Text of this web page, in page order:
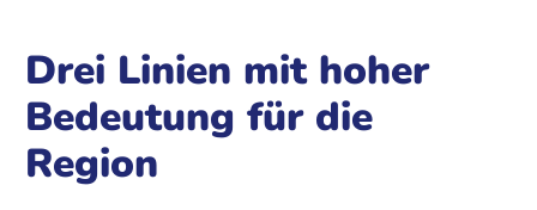
Drei Linien mit hoher
Bedeutung für die
Region